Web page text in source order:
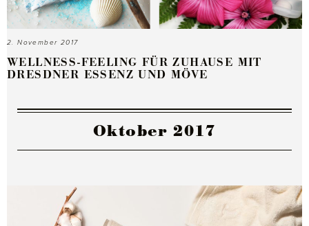
2. November 2017
WELLNESS-FEELING FÜR ZUHAUSE MIT
DRESDNER ESSENZ UND MÖVE
Oktober 2017